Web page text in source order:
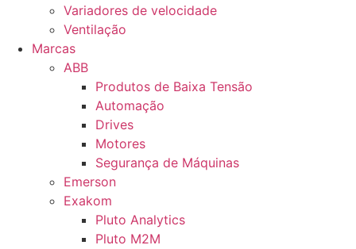
Variadores de velocidade
Ventilação
Marcas
ABB
Produtos de Baixa Tensão
Automação
Drives
Motores
Segurança de Máquinas
Emerson
Exakom
Pluto Analytics
Pluto M2M